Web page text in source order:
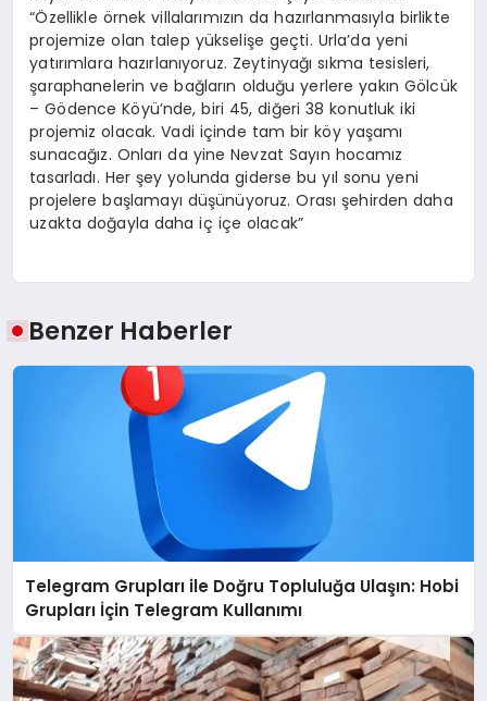
“Özellikle örnek villalarımızın da hazırlanmasıyla birlikte
projemize olan talep yükselişe geçti. Urla’da yeni
yatırımlara hazırlanıyoruz. Zeytinyağı sıkma tesisleri,
şaraphanelerin ve bağların olduğu yerlere yakın Gölcük
– Gödence Köyü’nde, biri 45, diğeri 38 konutluk iki
projemiz olacak. Vadi içinde tam bir köy yaşamı
sunacağız. Onları da yine Nevzat Sayın hocamız
tasarladı. Her şey yolunda giderse bu yıl sonu yeni
projelere başlamayı düşünüyoruz. Orası şehirden daha
uzakta doğayla daha iç içe olacak”
Benzer Haberler
Telegram Grupları ile Doğru Topluluğa Ulaşın: Hobi
Grupları İçin Telegram Kullanımı